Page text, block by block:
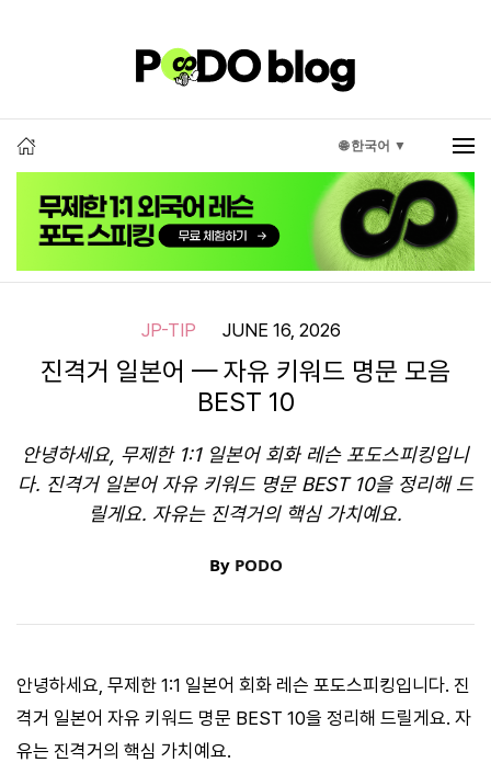
🌐 한국어 ▼
JP-TIP JUNE 16, 2026
진격거 일본어 — 자유 키워드 명문 모음
BEST 10
안녕하세요, 무제한 1:1 일본어 회화 레슨 포도스피킹입니
다. 진격거 일본어 자유 키워드 명문 BEST 10을 정리해 드
릴게요. 자유는 진격거의 핵심 가치예요.
By PODO
안녕하세요, 무제한 1:1 일본어 회화 레슨 포도스피킹입니다. 진
격거 일본어 자유 키워드 명문 BEST 10을 정리해 드릴게요. 자
유는 진격거의 핵심 가치예요.